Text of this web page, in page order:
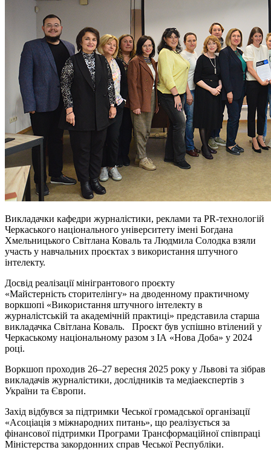
Викладачки кафедри журналістики, реклами та PR-технологій
Черкаського національного університету імені Богдана
Хмельницького Світлана Коваль та Людмила Солодка взяли
участь у навчальних проєктах з використання штучного
інтелекту.
Досвід реалізації мінігрантового проєкту
«Майстерність сторителінгу» на дводенному практичному
воркшопі «Використання штучного інтелекту в
журналістській та академічній практиці» представила старша
викладачка Світлана Коваль. Проєкт був успішно втілений у
Черкаському національному разом з ІА «Нова Доба» у 2024
році.
Воркшоп проходив 26–27 вересня 2025 року у Львові та зібрав
викладачів журналістики, дослідників та медіаекспертів з
України та Європи.
Захід відбувся за підтримки Чеської громадської організації
«Асоціація з міжнародних питань», що реалізується за
фінансової підтримки Програми Трансформаційної співпраці
Міністерства закордонних справ Чеської Республіки.